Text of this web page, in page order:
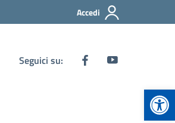
Accedi
Seguici su: